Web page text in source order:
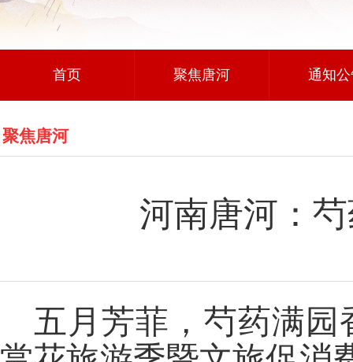
首页 聚焦唐河 通知
聚焦唐河
河南唐河：
五月芳菲，芍药满园